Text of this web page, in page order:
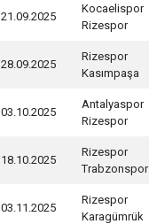
21.09.2025
Kocaelispor
Rizespor
28.09.2025
Rizespor
Kasımpaşa
03.10.2025
Antalyaspor
Rizespor
18.10.2025
Rizespor
Trabzonspor
03.11.2025
Rizespor
Karagümrük